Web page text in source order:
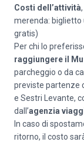
Costi dell’attività
merenda: biglietto
gratis)
Per chi lo
raggiungere il
parcheggio o da
previste partenze
e Sestri Levante,
dall’agenzia
In caso di
ritorno, il costo